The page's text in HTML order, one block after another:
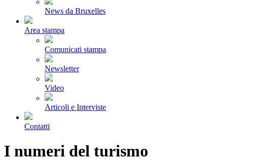
News da Bruxelles
Area stampa
Comunicati stampa
Newsletter
Video
Articoli e Interviste
Contatti
I numeri del turismo